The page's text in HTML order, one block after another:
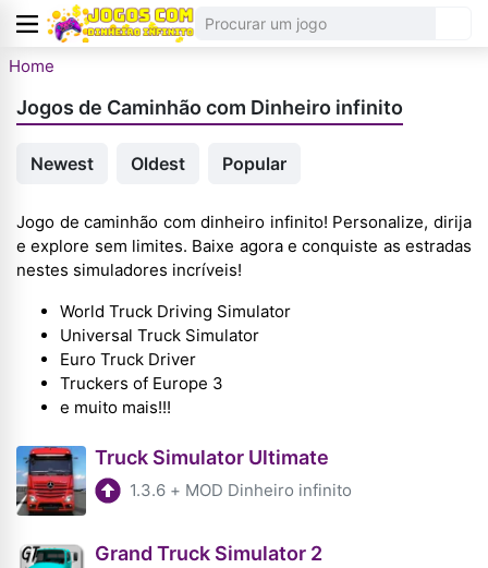
Home
Jogos de Caminhão com Dinheiro infinito
Newest Oldest Popular
Jogo de caminhão com dinheiro infinito! Personalize, dirija
e explore sem limites. Baixe agora e conquiste as estradas
nestes simuladores incríveis!
World Truck Driving Simulator
Universal Truck Simulator
Euro Truck Driver
Truckers of Europe 3
e muito mais!!!
Truck Simulator Ultimate
1.3.6 + MOD Dinheiro infinito
Grand Truck Simulator 2